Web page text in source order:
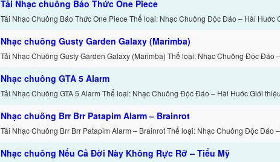
Tải Nhạc chuông Báo Thức One Piece
Tải Nhạc Chuông Báo Thức One Piece Thể loại: Nhạc Chuông Độc Đáo – Hài Huớc
Nhạc chuông Gusty Garden Galaxy (Marimba)
Tải Nhạc Chuông Gusty Garden Galaxy (Marimba) Thể loại: Nhạc Chuông Độc Đáo
Nhạc chuông GTA 5 Alarm
Tải Nhạc Chuông GTA 5 Alarm Thể loại: Nhạc Chuông Độc Đáo – Hài Huớc Giới
Nhạc chuông Brr Brr Patapim Alarm – Brainrot
Tải Nhạc Chuông Brr Brr Patapim Alarm – Brainrot Thể loại: Nhạc Chuông Độc Đáo
Nhạc chuông Nếu Cả Đời Này Không Rực Rỡ – Tiểu Mỹ